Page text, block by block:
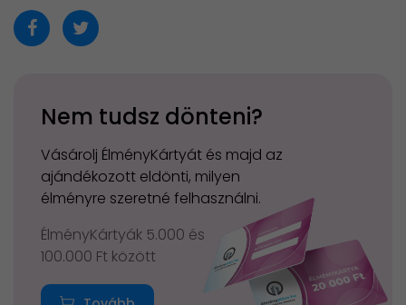
Nem tudsz dönteni?
Vásárolj ÉlményKártyát és majd az
ajándékozott eldönti, milyen
élményre szeretné felhasználni.
ÉlményKártyák 5.000 és
100.000 Ft között